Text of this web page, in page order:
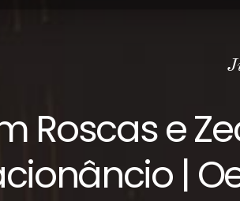
Roscas e
|